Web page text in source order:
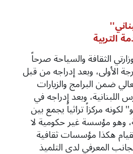
التربية
الثقافة والسياحة صرحاً
الأولى، وبعد إدراجه من قبل
ضمن البرامج والزيارات
اللبنانية، وبعد إدراجه في
مركزاً تراثياً يجمع بين
وهو مؤسسة غير حكومية لا
هكذا مؤسسات ثقافية
المعرفي لدى التلميذ